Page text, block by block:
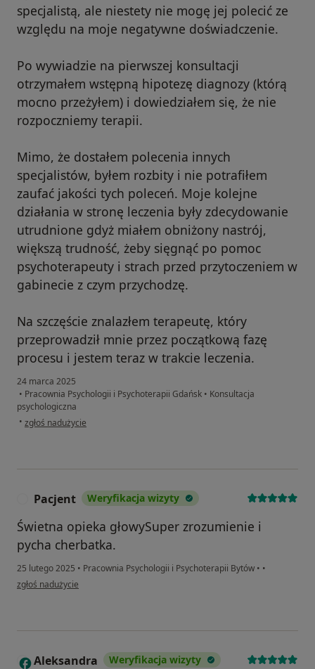
specjalistą, ale niestety nie mogę jej polecić ze
względu na moje negatywne doświadczenie.
Po wywiadzie na pierwszej konsultacji
otrzymałem wstępną hipotezę diagnozy (którą
mocno przeżyłem) i dowiedziałem się, że nie
rozpoczniemy terapii.
Mimo, że dostałem polecenia innych
specjalistów, byłem rozbity i nie potrafiłem
zaufać jakości tych poleceń. Moje kolejne
działania w stronę leczenia były zdecydowanie
utrudnione gdyż miałem obniżony nastrój,
większą trudność, żeby sięgnąć po pomoc
psychoterapeuty i strach przed przytoczeniem w
gabinecie z czym przychodzę.
Na szczęście znalazłem terapeutę, który
przeprowadził mnie przez początkową fazę
procesu i jestem teraz w trakcie leczenia.
24 marca 2025
• Pracownia Psychologii i Psychoterapii Gdańsk • Konsultacja
psychologiczna
• w opinii użytkownika A
zgłoś nadużycie
Pacjent Weryfikacja wizyty
Świetna opieka głowySuper zrozumienie i
pycha cherbatka.
25 lutego 2025 • Pracownia Psychologii i Psychoterapii Bytów • •
w opinii użytkownika Pacjent
zgłoś nadużycie
A Aleksandra Weryfikacja wizyty